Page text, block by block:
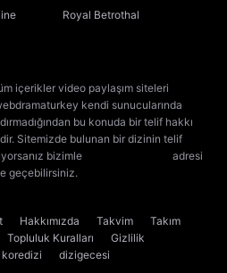
the Beginning
Royal Betrothal
içerikler video paylaşım siteleri
kendi sunucularında
bu konuda bir telif hakkı
Sitemizde bulunan bir dizinin telif
bizimle
adresi
geçebilirsiniz.
Hakkımızda Takvim
Takım
Topluluk Kuralları
Gizlilik
koredizi
dizigecesi